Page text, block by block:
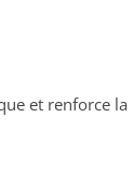
et renforce la